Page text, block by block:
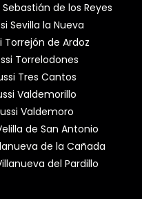
de los Reyes
Sevilla la Nueva
de Ardoz
Torrelodones
Tres Cantos
Valdemorillo
Valdemoro
de San Antonio
de la Cañada
del Pardillo